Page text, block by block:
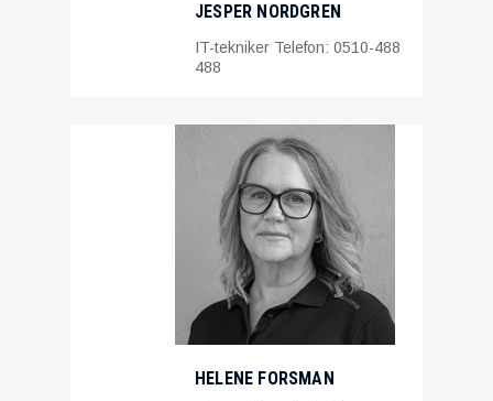
JESPER NORDGREN
IT-tekniker Telefon: 0510-488
488
HELENE FORSMAN